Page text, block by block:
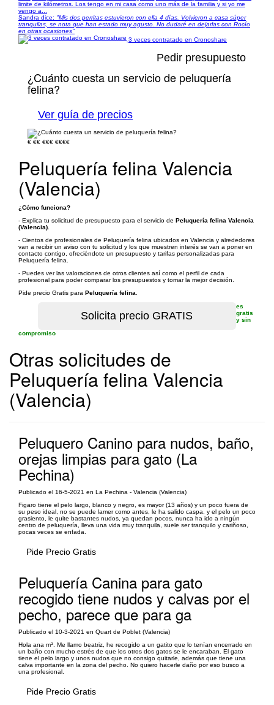
limite de kilómetros. Los tengo en mi casa como uno más de la familia y si yo me
vengo a...
Sandra dice: "Mis dos perritas estuvieron con ella 4 días. Volvieron a casa súper
tranquilas, se nota que han estado muy agusto. No dudaré en dejarlas con Rocío
en otras ocasiones"
3 veces contratado en Cronoshare
Pedir presupuesto
¿Cuánto cuesta un servicio de peluquería
felina?
Ver guía de precios
€ €€ €€€ €€€€
Peluquería felina Valencia
(Valencia)
¿Cómo funciona?
- Explica tu solicitud de presupuesto para el servicio de Peluquería felina Valencia
(Valencia)
- Cientos de profesionales de Peluquería felina ubicados en Valencia y alrededores
van a recibir un aviso con tu solicitud y los que muestren interés se van a poner en
contacto contigo, ofreciéndote un presupuesto y tarifas personalizadas para
Peluquería felina.
- Puedes ver las valoraciones de otros clientes así como el perfil de cada
profesional para poder comparar los presupuestos y tomar la mejor decisión.
Pide precio Gratis para Peluquería felina
es
gratis
y sin
compromiso
Otras solicitudes de
Peluquería felina Valencia
(Valencia)
Peluquero Canino para nudos, baño,
orejas limpias para gato (La
Pechina)
Publicado el 16-5-2021 en La Pechina - Valencia (Valencia)
Figaro tiene el pelo largo, blanco y negro, es mayor (13 años) y un poco fuera de
su peso ideal, no se puede lamer como antes, le ha salido caspa, y el pelo un poco
grasiento, le quite bastantes nudos, ya quedan pocos, nunca ha ido a ningún
centro de peluquería, lleva una vida muy tranquila, suele ser tranquilo y cariñoso,
pocas veces se enfada.
Pide Precio Gratis
Peluquería Canina para gato
recogido tiene nudos y calvas por el
pecho, parece que para ga
Publicado el 10-3-2021 en Quart de Poblet (Valencia)
Hola ana mª. Me llamo beatriz, he recogido a un gatito que lo tenían encerrado en
un baño con mucho estrés de que los otros dos gatos se le encaraban. El gato
tiene el pelo largo y unos nudos que no consigo quitarle, además que tiene una
calva importante en la zona del pecho. No quiero hacerle daño por eso busco a
una profesional.
Pide Precio Gratis